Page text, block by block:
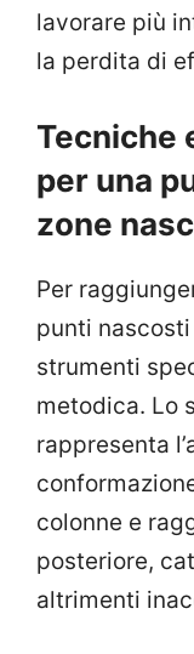
lavorare più
la perdita di
Tecniche
per una
zone
Per
punti
strumenti
metodica. Lo
rappresenta
colonne e
posteriore,
altrimenti